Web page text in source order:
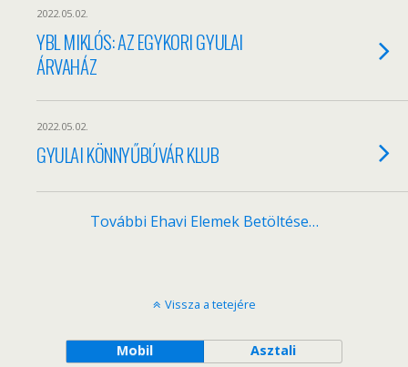
2022.05.02.
YBL MIKLÓS: AZ EGYKORI GYULAI
ÁRVAHÁZ
2022.05.02.
GYULAI KÖNNYŰBÚVÁR KLUB
További Ehavi Elemek Betöltése…
Vissza a tetejére
Mobil Asztali